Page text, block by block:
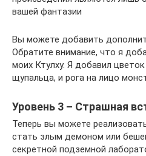
вашей фантазии
Вы можете добавить
Обратите внимание, что я
моих Ктулху. Я добавил
щупальца, и рога на лицо
Уровень 3 – Страшная
Теперь вы можете
стать злым демоном или
секретной подземной